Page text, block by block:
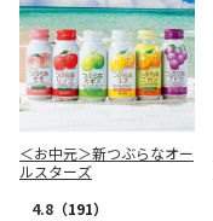
＜お中元＞新つぶらなオー
ルスターズ
4.8 （191）